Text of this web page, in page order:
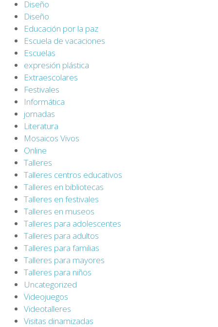
Diseño
Diseño
Educación por la paz
Escuela de vacaciones
Escuelas
expresión plástica
Extraescolares
Festivales
Informática
jornadas
Literatura
Mosaicos Vivos
Online
Talleres
Talleres centros educativos
Talleres en bibliotecas
Talleres en festivales
Talleres en museos
Talleres para adolescentes
Talleres para adultos
Talleres para familias
Talleres para mayores
Talleres para niños
Uncategorized
Videojuegos
Videotalleres
Visitas dinamizadas